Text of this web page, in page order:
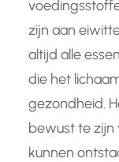
zijn aan
altijd alle
die het
gezondheid.
bewust te zijn
kunnen